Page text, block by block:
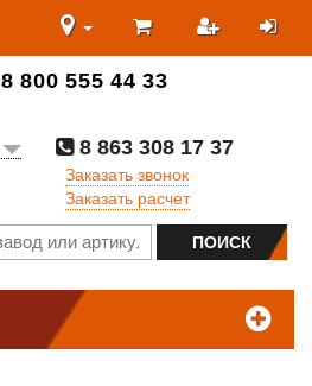
8 800 555 44 33
8 863 308 17 37
Заказать звонок
Заказать расчет